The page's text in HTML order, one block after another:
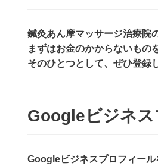
鍼灸あん摩マッサージ治療院
まずはお金のかからないもの
そのひとつとして、ぜひ登録
Googleビジネス
Googleビジネスプロフィー